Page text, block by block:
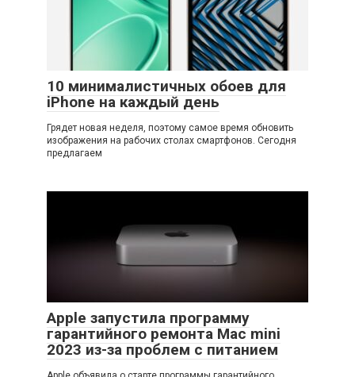
10 минималистичных обоев для
iPhone на каждый день
Грядет новая неделя, поэтому самое время обновить
изображения на рабочих столах смартфонов. Сегодня
предлагаем
Apple запустила программу
гарантийного ремонта Mac mini
2023 из-за проблем с питанием